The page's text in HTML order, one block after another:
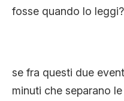
fosse quando lo
se fra questi due
minuti che separano